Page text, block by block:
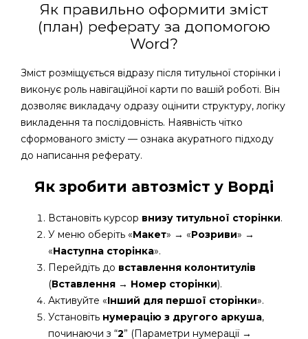
Як правильно оформити зміст
(план) реферату за допомогою
Word?
Зміст розміщується відразу після титульної сторінки і
виконує роль навігаційної карти по вашій роботі. Він
дозволяє викладачу одразу оцінити структуру, логіку
викладення та послідовність. Наявність чітко
сформованого змісту — ознака акуратного підходу
до написання реферату.
Як зробити автозміст у Ворді
Встановіть курсор внизу титульної сторінки.
У меню оберіть «Макет» → «Розриви» →
«Наступна сторінка».
Перейдіть до вставлення колонтитулів
(Вставлення → Номер сторінки).
Активуйте «Інший для першої сторінки».
Установіть нумерацію з другого аркуша,
починаючи з “2” (Параметри нумерації →